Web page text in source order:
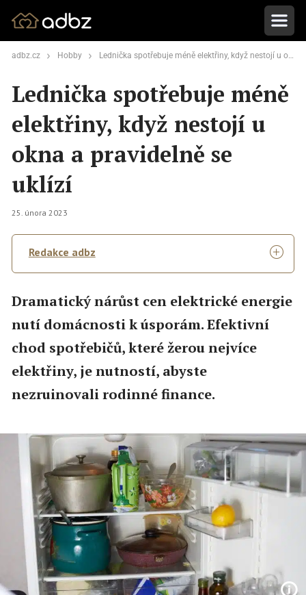
adbz.cz Hobby Lednička spotřebuje méně elektřiny, když nestojí u okna a pravidelně se uklízí
Lednička spotřebuje méně
elektřiny, když nestojí u
okna a pravidelně se
uklízí
25. února 2023
Redakce adbz
Dramatický nárůst cen elektrické energie
nutí domácnosti k úsporám. Efektivní
chod spotřebičů, které žerou nejvíce
elektřiny, je nutností, abyste
nezruinovali rodinné finance.